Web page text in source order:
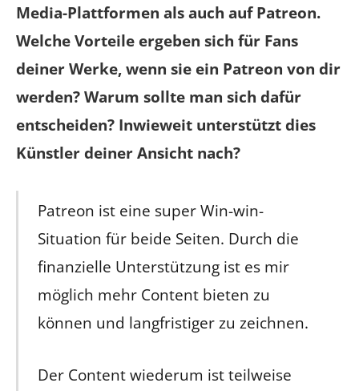
Media-Plattformen als auch auf Patreon.
Welche Vorteile ergeben sich für Fans
deiner Werke, wenn sie ein Patreon von dir
werden? Warum sollte man sich dafür
entscheiden? Inwieweit unterstützt dies
Künstler deiner Ansicht nach?
Patreon ist eine super Win-win-
Situation für beide Seiten. Durch die
finanzielle Unterstützung ist es mir
möglich mehr Content bieten zu
können und langfristiger zu zeichnen.
Der Content wiederum ist teilweise